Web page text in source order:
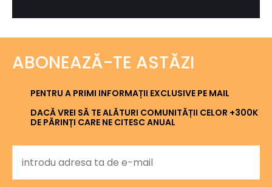
ABONEAZĂ-TE ASTĂZI
PENTRU A PRIMI INFORMAȚII EXCLUSIVE PE MAIL
DACĂ VREI SĂ TE ALĂTURI COMUNITĂȚII CELOR +300K
DE PĂRINȚI CARE NE CITESC ANUAL